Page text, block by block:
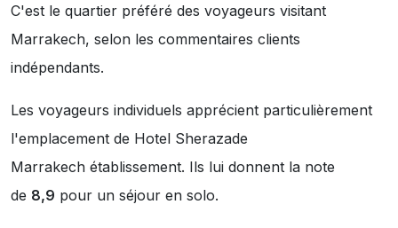
C'est le quartier préféré des voyageurs visitant
Marrakech, selon les commentaires clients
indépendants.
Les voyageurs individuels apprécient particulièrement
l'emplacement de Hotel Sherazade
Marrakech établissement. Ils lui donnent la note
de 8,9 pour un séjour en solo.